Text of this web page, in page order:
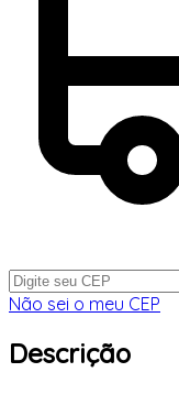
Não sei o meu CEP
Descrição